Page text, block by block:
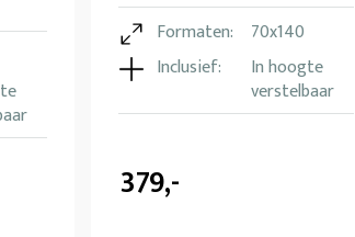
Formaten:
70x140
Inclusief:
In hoogte
verstelbaar
379,-